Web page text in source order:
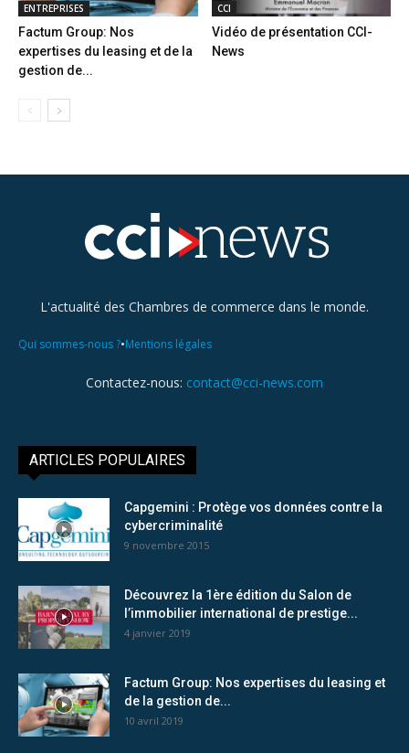
ENTREPRISES
Factum Group: Nos
expertises du leasing et de la
gestion de...
CCI
Vidéo de présentation CCI-
News
L'actualité des Chambres de commerce dans le monde.
Qui sommes-nous ?•Mentions légales
Contactez-nous: contact@cci-news.com
ARTICLES POPULAIRES
Capgemini : Protège vos données contre la
cybercriminalité
9 novembre 2015
Découvrez la 1ère édition du Salon de
l’immobilier international de prestige...
4 janvier 2019
Factum Group: Nos expertises du leasing et
de la gestion de...
10 avril 2019